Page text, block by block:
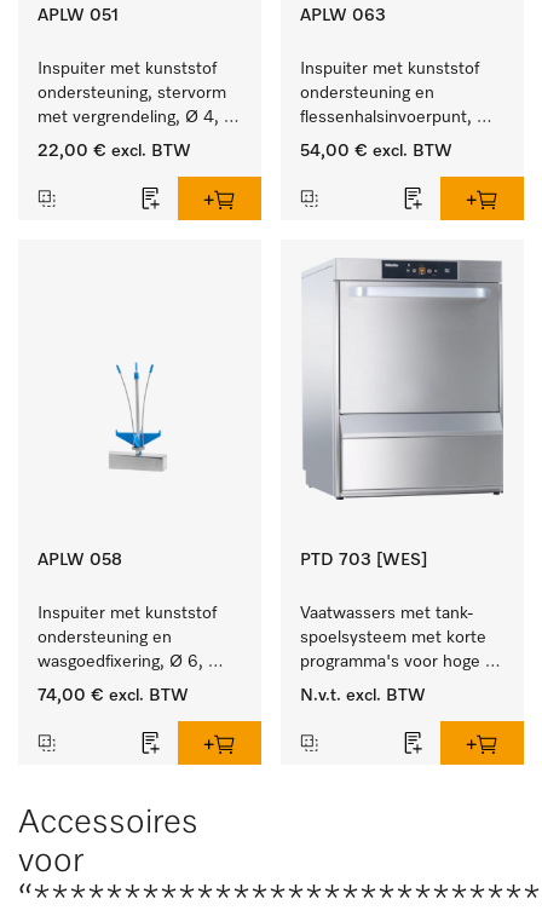
APLW 051
Inspuiter met kunststof
ondersteuning, stervorm
met vergrendeling, Ø 4,
lengte 110 mm.
22,00 € excl. BTW
APLW 063
Inspuiter met kunststof
ondersteuning en
flessenhalsinvoerpunt,
ster, Ø 6, lengte 175 mm.
54,00 € excl. BTW
APLW 058
Inspuiter met kunststof
ondersteuning en
wasgoedfixering, Ø 6,
lengte 135 mm.
74,00 € excl. BTW
PTD 703 [WES]
Vaatwassers met tank-
spoelsysteem met korte
programma's voor hoge
spoelsnelheden - incl.
N.v.t. excl. BTW
Accessoires
voor